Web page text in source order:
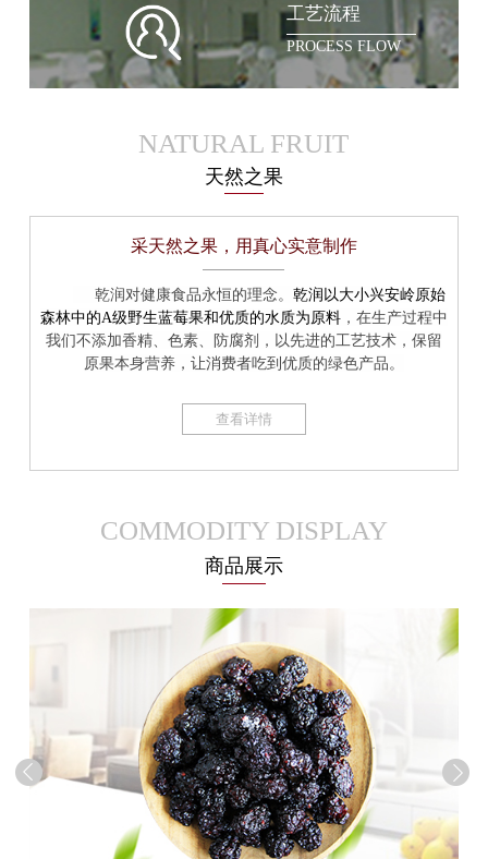
工艺流程
PROCESS FLOW
NATURAL FRUIT
天然之果
采天然之果，用真心实意制作
乾润对健康食品永恒的理念。乾润以大小兴安岭原始
森林中的A级野生蓝莓果和优质的水质为原料，在生产过程中
我们不添加香精、色素、防腐剂，以先进的工艺技术，保留
原果本身营养，让消费者吃到优质的绿色产品。
查看详情
COMMODITY DISPLAY
商品展示